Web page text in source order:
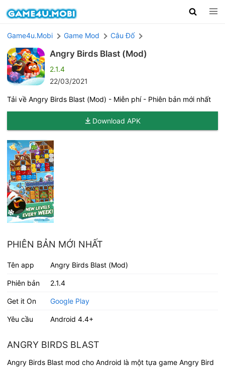
Game4u.Mobi Game Mod Câu Đố
Angry Birds Blast (Mod)
2.1.4
22/03/2021
Tải về Angry Birds Blast (Mod) - Miễn phí - Phiên bản mới nhất
Download APK
PHIÊN BẢN MỚI NHẤT
Tên app Angry Birds Blast (Mod)
Phiên bản 2.1.4
Get it On Google Play
Yêu cầu Android 4.4+
ANGRY BIRDS BLAST
Angry Birds Blast mod cho Android là một tựa game Angry Bird